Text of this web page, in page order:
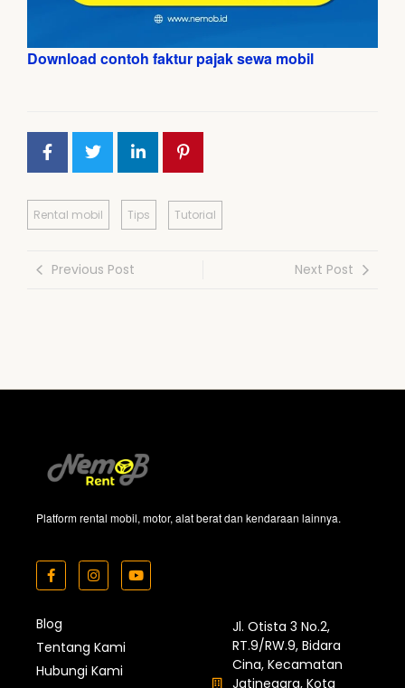
Download contoh faktur pajak sewa mobil
Rental mobil Tips Tutorial
Previous Post Next Post
Platform rental mobil, motor, alat berat dan kendaraan lainnya.
Blog
Tentang Kami
Hubungi Kami
Jl. Otista 3 No.2,
RT.9/RW.9, Bidara
Cina, Kecamatan
Jatinegara, Kota